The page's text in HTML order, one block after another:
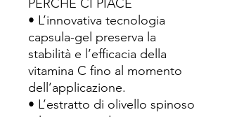
PERCHÉ CI PIACE
• L’innovativa tecnologia
capsula-gel preserva la
stabilità e l’efficacia della
vitamina C fino al momento
dell’applicazione.
• L’estratto di olivello spinoso